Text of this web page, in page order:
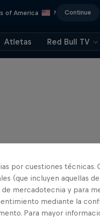
of America ? Continue
Atletas Red Bull TV
por cuestiones técnicas.
(que incluyen aquellas de
mercadotecnia y para
mediante la
Para mayor